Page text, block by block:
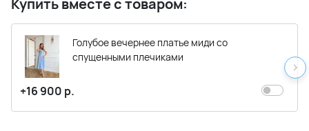
Голубое вечернее платье миди со
спущенными плечиками
+16 900 р.